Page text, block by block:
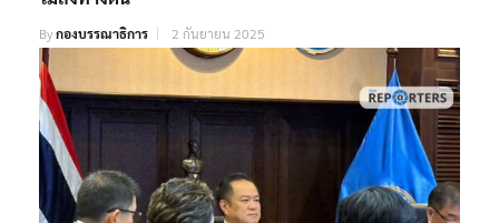
Byกองบรรณาธิการ 2 กันยายน 2025